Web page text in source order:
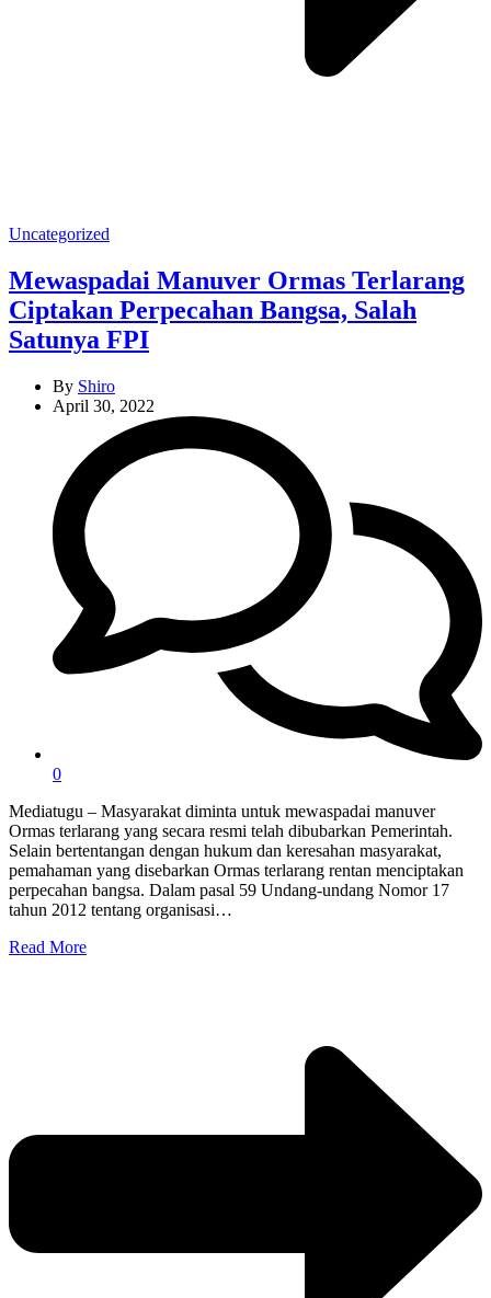
Categories
Uncategorized
Mewaspadai Manuver Ormas Terlarang
Ciptakan Perpecahan Bangsa, Salah
Satunya FPI
By Shiro
April 30, 2022
0
Mediatugu – Masyarakat diminta untuk mewaspadai manuver
Ormas terlarang yang secara resmi telah dibubarkan Pemerintah.
Selain bertentangan dengan hukum dan keresahan masyarakat,
pemahaman yang disebarkan Ormas terlarang rentan menciptakan
perpecahan bangsa. Dalam pasal 59 Undang-undang Nomor 17
tahun 2012 tentang organisasi…
Read More